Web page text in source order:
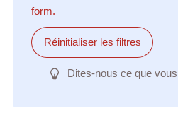
form.
Réinitialiser les filtres
Dites-nous ce que